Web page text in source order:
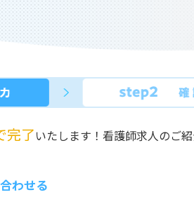
完了いたします！看護師求人のご
わせる